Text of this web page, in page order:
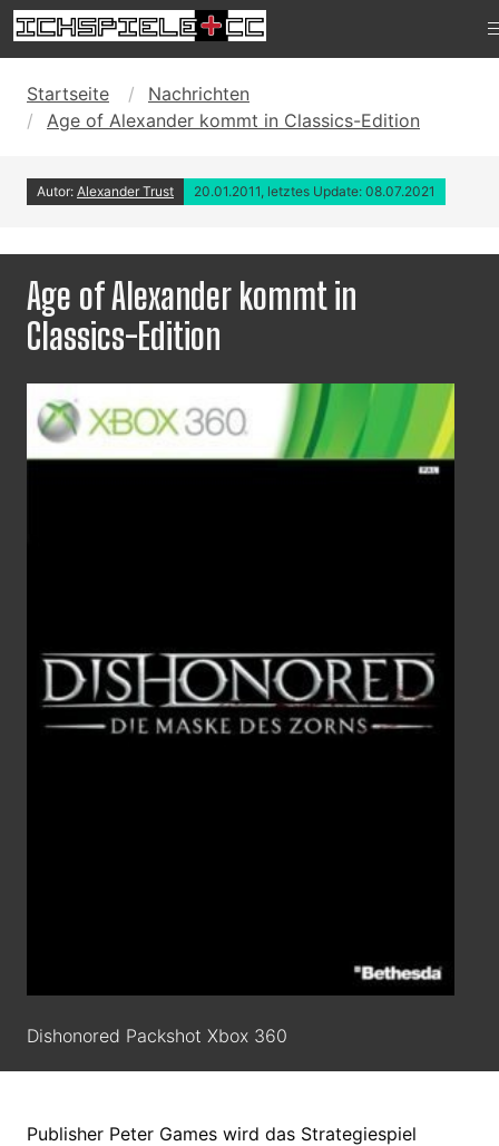
Startseite
Nachrichten
Age of Alexander kommt in Classics-Edition
Autor: Alexander Trust 20.01.2011, letztes Update: 08.07.2021
Age of Alexander kommt in
Classics-Edition
Dishonored Packshot Xbox 360
Publisher Peter Games wird das Strategiespiel